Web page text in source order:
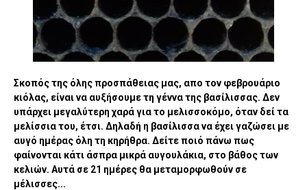
Σκοπός της όλης προσπάθειας μας, απο τον φεβρουάριο
κιόλας, είναι να αυξήσουμε τη γέννα της βασίλισσας. Δεν
υπάρχει μεγαλύτερη χαρά για το μελισσοκόμο, όταν δεί τα
μελίσσια του, έτσι. Δηλαδή η βασίλισσα να έχει γαζώσει με
αυγό ημέρας όλη τη κηρήθρα. Δείτε ποιό πάνω πως
φαίνονται κάτι άσπρα μικρά αυγουλάκια, στο βάθος των
κελιών. Αυτά σε 21 ημέρες θα μεταμορφωθούν σε
μέλισσες...